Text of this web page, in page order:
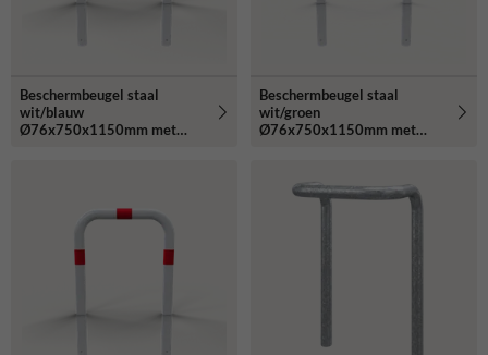
Beschermbeugel staal
wit/blauw
Ø76x750x1150mm met
Beschermbeugel staal
wit/groen
Ø76x750x1150mm met